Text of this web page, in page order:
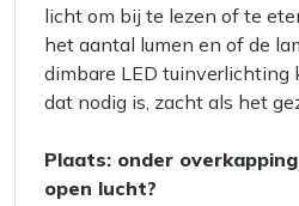
licht om bij te lezen of te
het aantal lumen en of de
dimbare LED tuinverlichting
dat nodig is, zacht als het
Plaats: onder
open lucht?